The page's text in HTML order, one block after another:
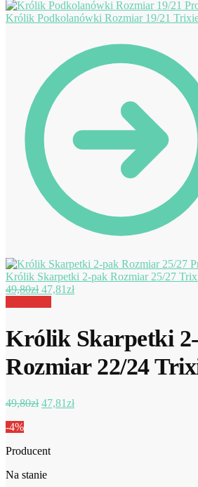
Królik Podkolanówki Rozmiar 19/21
Królik Skarpetki 2-pak Rozmiar 25/27
49,80zł Pierwotna
47,81złAktualna
Królik Skarpetki
Rozmiar 22/24
49,80zł Pierwotna
47,81złAktualna
-4%
Producent
Na stanie